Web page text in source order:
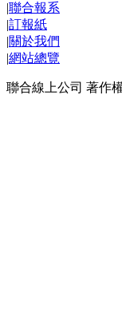
|聯合報系
|訂報紙
|關於我們
|網站總覽
聯合線上公司 著作